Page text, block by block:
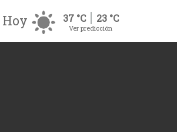
Hoy 37 °C 23 °C
Ver predicción